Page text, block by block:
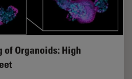
Organoids: High